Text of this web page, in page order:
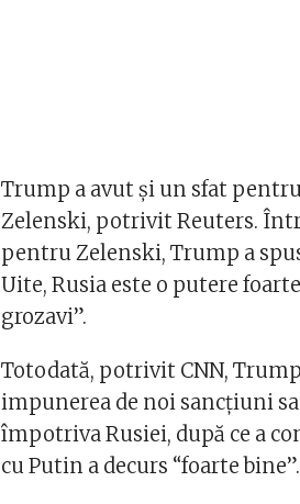
Trump a avut şi un sfat
Zelenski, potrivit Reuters.
pentru Zelenski, Trump a
Uite, Rusia este o putere
grozavi”.
Totodată, potrivit CNN,
impunerea de noi sancţiuni
împotriva Rusiei, după ce a
cu Putin a decurs “foarte bine”.